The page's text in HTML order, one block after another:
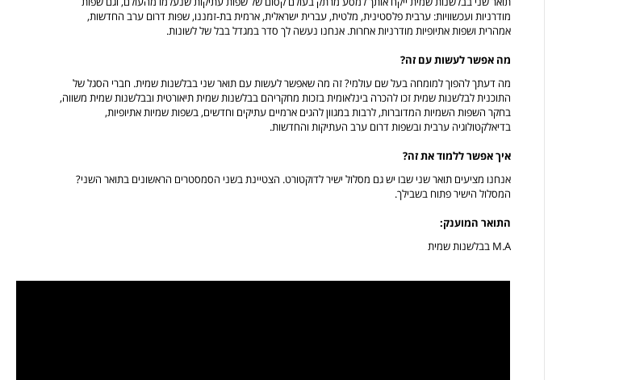
מודרניות ועכשוויות: ערבית פלסטינית, מלטית, עברית ישראלית, ארמית בת-זמננו, שפות דרום ערב החדשות,
אמהרית ושפות אתיופיות מודרניות אחרות. אנחנו נעשה לך סדר במגדל בבל של לשונות.
מה אפשר לעשות עם זה?
מה דעתך להפוך למומחה בעל שם עולמי? זה מה שאפשר לעשות עם תואר שני בבלשנות שמית. חברי הסגל של
התוכנית לבלשנות שמית זכו להכרה בינלאומית בזכות מחקריהם בבלשנות שמית תיאורטית ובבלשנות שמית משווה,
בחקר השפות השמיות המדוברות, לרבות במגוון להגים ארמיים עתיקים וחדשים, בשפות שמיות אתיופיות,
בדיאלקטולוגיה ערבית ובשפות דרום ערב העתיקות והחדשות.
איך אפשר ללמוד את זה?
אנחנו מציעים תואר שני שבו יש גם מסלול ישיר לדוקטורט. הצטיינת בשני הסמסטרים הראשונים בתואר השני?
המסלול הישיר פתוח בשבילך.
התואר המוענק:
M.A בבלשנות שמית